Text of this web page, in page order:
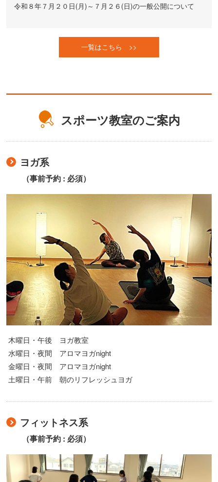
令和８年７月２０日(月)～７月２６(日)の一般公開について
一覧はこちら >>
スポーツ教室のご案内
ヨガ系
（事前予約 : 必須）
木曜日・午後 ヨガ教室
水曜日・夜間 アロマヨガnight
金曜日・夜間 アロマヨガnight
土曜日・午前 朝のリフレッシュヨガ
フィットネス系
（事前予約 : 必須）